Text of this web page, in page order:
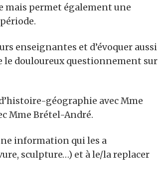
mais permet également une
enseignantes et d’évoquer aussi
douloureux questionnement sur
géographie avec Mme
Mme Brétel-André.
information qui les a
sculpture…) et à le/la replacer